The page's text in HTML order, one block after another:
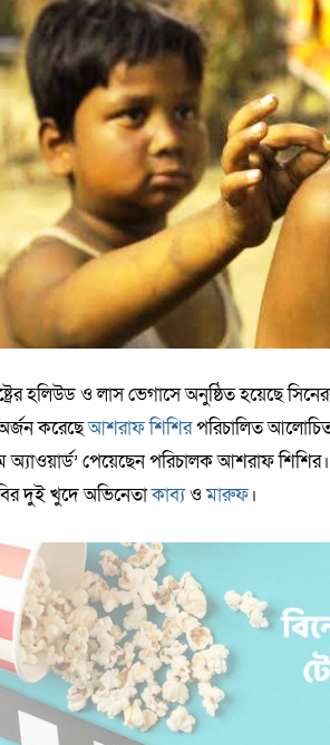
হলিউড ও লাস ভেগাসে অনুষ্ঠিত হয়েছে
করেছেআশরাফ শিশিরপরিচালিত
অ্যাওয়ার্ড’ পেয়েছেন পরিচালক আশরাফ শিশির।
দুই খুদে অভিনেতাকাব্যওমারুফ।